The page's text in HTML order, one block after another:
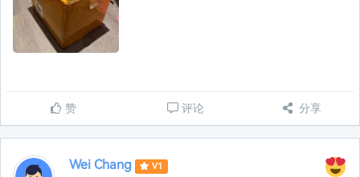
赞 评论 分享
Wei Chang V1